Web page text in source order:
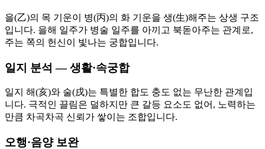
을(乙)의 목 기운이 병(丙)의 화 기운을 생(生)해주는 상생 구조
입니다. 을해 일주가 병술 일주를 아끼고 북돋아주는 관계로,
주는 쪽의 헌신이 빛나는 궁합입니다.
일지 분석 — 생활·속궁합
일지 해(亥)와 술(戌)는 특별한 합도 충도 없는 무난한 관계입
니다. 극적인 끌림은 덜하지만 큰 갈등 요소도 없어, 노력하는
만큼 차곡차곡 신뢰가 쌓이는 조합입니다.
오행·음양 보완